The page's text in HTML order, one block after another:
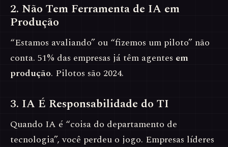
2. Não Tem Ferramenta de IA em
Produção
“Estamos avaliando” ou “fizemos um piloto” não
conta. 51% das empresas já têm agentes em
produção. Pilotos são 2024.
3. IA É Responsabilidade do TI
Quando IA é “coisa do departamento de
tecnologia”, você perdeu o jogo. Empresas líderes